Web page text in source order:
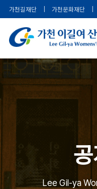
가천길재단 가천문화재단
Lee Gil-ya